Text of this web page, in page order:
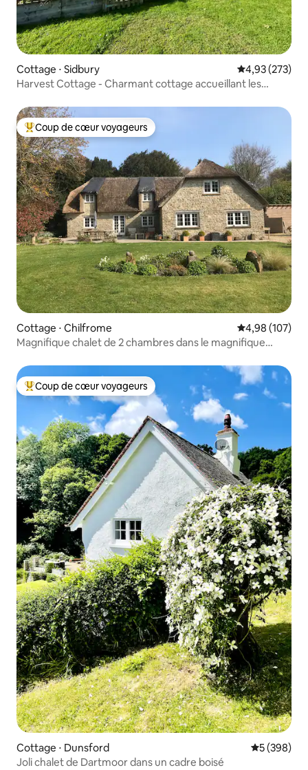
Cottage ⋅ Sidbury Évaluation
4,93 (273)
Harvest Cottage - Charmant cottage accueillant les
Coups de cœur voyageurs les plus appréciés
Coup de cœur voyageurs
Cottage ⋅ Chilfrome Évaluation
4,98 (107)
Magnifique chalet de 2 chambres dans le magnifique
Coups de cœur voyageurs les plus appréciés
Coup de cœur voyageurs
Cottage ⋅ Dunsford Évaluation
5 (398)
Joli chalet de Dartmoor dans un cadre boisé